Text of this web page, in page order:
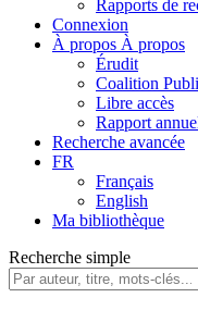
Rapports de
Connexion
À propos À propos
Érudit
Coalition
Libre accès
Rapport
Recherche avancée
FR
Français
English
Ma bibliothèque
Recherche simple